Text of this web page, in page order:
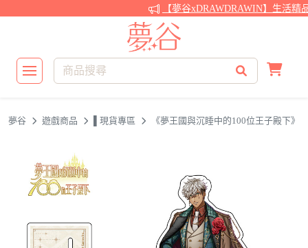
【夢谷xDRAWDRAWIN】生活精
夢谷 遊戲商品 ▌現貨專區 《夢王國與沉睡中的100位王子殿下》